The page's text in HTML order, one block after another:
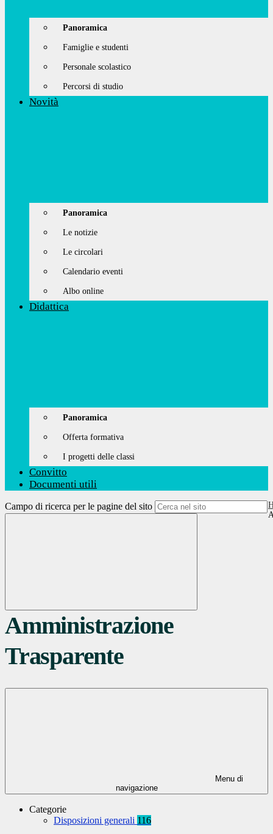
Panoramica
Famiglie e studenti
Personale scolastico
Percorsi di studio
Novità
Panoramica
Le notizie
Le circolari
Calendario eventi
Albo online
Didattica
Panoramica
Offerta formativa
I progetti delle classi
Convitto
Documenti utili
Campo di ricerca per le pagine del sito
Amministrazione
Trasparente
Menu di
navigazione
Categorie
Disposizioni generali 116